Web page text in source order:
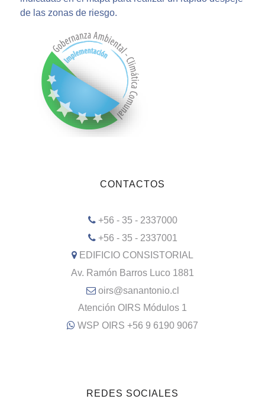
de las zonas de riesgo.
CONTACTOS
+56 - 35 - 2337000
+56 - 35 - 2337001
EDIFICIO CONSISTORIAL
Av. Ramón Barros Luco 1881
oirs@sanantonio.cl
Atención OIRS Módulos 1
WSP OIRS +56 9 6190 9067
REDES SOCIALES